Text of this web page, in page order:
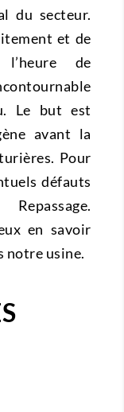
du secteur.
et de
de
Le but est
avant la
Pour
défauts
en savoir
notre usine.